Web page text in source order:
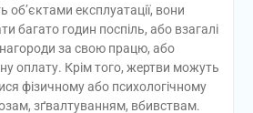
експлуатації, вони
багато годин поспіль, або взагалі
за свою працю, або
оплату. Крім того, жертви можуть
фізичному або психологічному
зґвалтуванням, вбивствам.